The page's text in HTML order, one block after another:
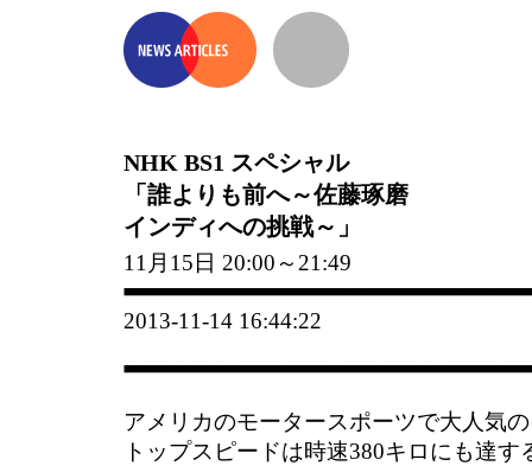
NHK BS1 スペシャル
「誰よりも前へ～佐藤琢磨
インディへの挑戦～」
11月15日 20:00～21:49
2013-11-14 16:44:22
アメリカのモータースポーツで大人気
トップスピードは時速380キロにも達す